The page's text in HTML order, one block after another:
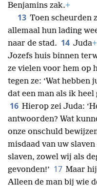
Benjamins zak.+
13 Toen scheurden
allemaal hun lading
naar de stad. 14 Juda+
Jozefs huis binnen
ze vielen voor hem op
tegen ze: ‘Wat
dat een man als ik heel
16 Hierop zei Juda:
antwoorden? Wat
onze onschuld
misdaad van uw
slaven, zowel wij als
gevonden!’ 17 Maar hij
Alleen de man bij wie